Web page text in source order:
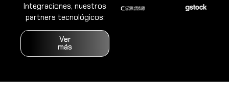
Integraciones, nuestros
partners tecnológicos:
Ver
más